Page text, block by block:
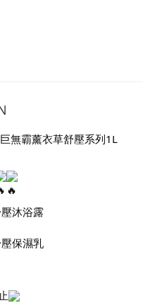
無霸薰衣草舒壓系列1L
沐浴露
保濕乳